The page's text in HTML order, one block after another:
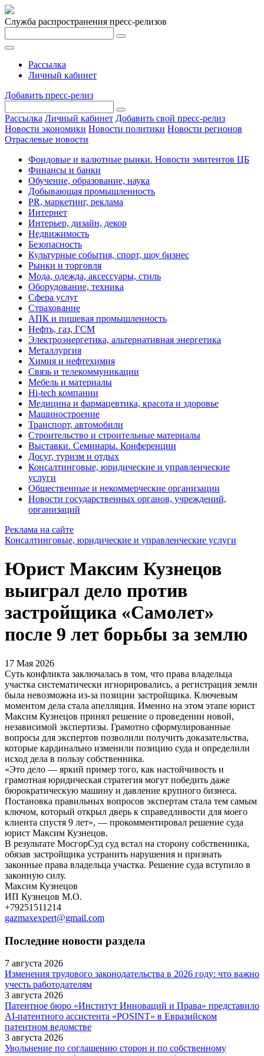
Служба распространения пресс-релизов
Рассылка
Личный кабинет
Добавить пресс-релиз
Рассылка Личный кабинет Добавить свой пресс-релиз
Новости экономики Новости политики Новости регионов
Отраслевые новости
Фондовые и валютные рынки. Новости эмитентов ЦБ
Финансы и банки
Обучение, образование, наука
Добывающая промышленность
PR, маркетинг, реклама
Интернет
Интерьер, дизайн, декор
Недвижимость
Безопасность
Культурные события, спорт, шоу бизнес
Рынки и торговля
Мода, одежда, аксессуары, стиль
Оборудование, техника
Сфера услуг
Страхование
АПК и пищевая промышленность
Нефть, газ, ГСМ
Электроэнергетика, альтернативная энергетика
Металлургия
Химия и нефтехимия
Связь и телекоммуникации
Мебель и материалы
Hi-tech компании
Медицина и фармацевтика, красота и здоровье
Машиностроение
Транспорт, автомобили
Строительство и строительные материалы
Выставки. Семинары. Конференции
Досуг, туризм и отдых
Консалтинговые, юридические и управленческие
услуги
Общественные и некоммерческие организации
Новости государственных органов, учреждений,
организаций
Реклама на сайте
Консалтинговые, юридические и управленческие услуги
Юрист Максим Кузнецов
выиграл дело против
застройщика «Самолет»
после 9 лет борьбы за землю
17 Мая 2026
Суть конфликта заключалась в том, что права владельца
участка систематически игнорировались, а регистрация земли
была невозможна из-за позиции застройщика. Ключевым
моментом дела стала апелляция. Именно на этом этапе юрист
Максим Кузнецов принял решение о проведении новой,
независимой экспертизы. Грамотно сформулированные
вопросы для экспертов позволили получить доказательства,
которые кардинально изменили позицию суда и определили
исход дела в пользу собственника.
«Это дело — яркий пример того, как настойчивость и
грамотная юридическая стратегия могут победить даже
бюрократическую машину и давление крупного бизнеса.
Постановка правильных вопросов экспертам стала тем самым
ключом, который открыл дверь к справедливости для моего
клиента спустя 9 лет», — прокомментировал решение суда
юрист Максим Кузнецов.
В результате МосгорСуд суд встал на сторону собственника,
обязав застройщика устранить нарушения и признать
законные права владельца участка. Решение суда вступило в
законную силу.
Максим Кузнецов
ИП Кузнецов М.О.
+79251511214
gazmaxexpert@gmail.com
Последние новости раздела
7 августа 2026
Изменения трудового законодательства в 2026 году: что важно
учесть работодателям
3 августа 2026
Патентное бюро «Институт Инноваций и Права» представило
AI-патентного ассистента «POSINT» в Евразийском
патентном ведомстве
3 августа 2026
Увольнение по соглашению сторон и по собственному